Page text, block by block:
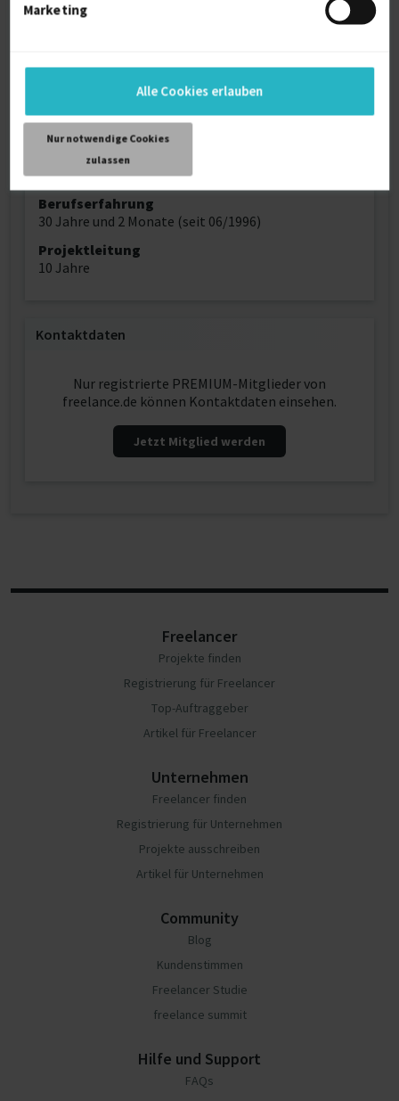
Marketing
Alle Cookies erlauben
Nur notwendige Cookies
zulassen
Arbeitserlaubnis
Home-Office
Profilaufrufe
2776
59
Berufserfahrung
30 Jahre und 2 Monate (seit 06/1996)
Projektleitung
10 Jahre
Kontaktdaten
Nur registrierte PREMIUM-Mitglieder von
freelance.de können Kontaktdaten einsehen.
Jetzt Mitglied werden
Freelancer
Projekte finden
Registrierung für Freelancer
Top-Auftraggeber
Artikel für Freelancer
Unternehmen
Freelancer finden
Registrierung für Unternehmen
Projekte ausschreiben
Artikel für Unternehmen
Community
Blog
Kundenstimmen
Freelancer Studie
freelance summit
Hilfe und Support
FAQs